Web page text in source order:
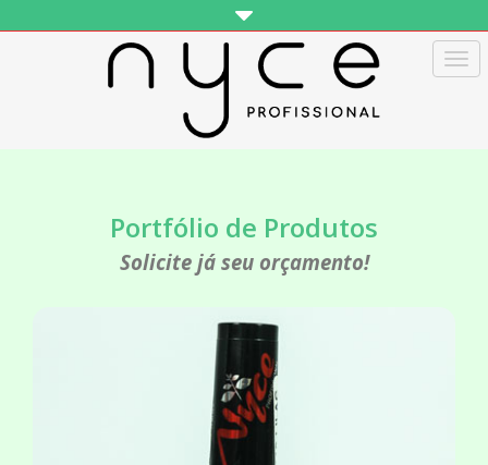
Portfólio de Produtos
Solicite já seu orçamento!